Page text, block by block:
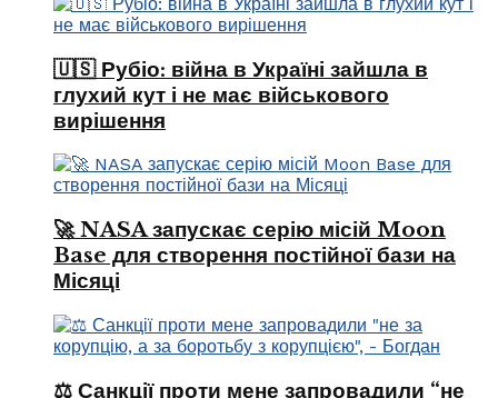
🇺🇸 Рубіо: війна в Україні зайшла в
глухий кут і не має військового
вирішення
🚀 NASA запускає серію місій Moon
Base для створення постійної бази на
Місяці
⚖️ Санкції проти мене запровадили “не